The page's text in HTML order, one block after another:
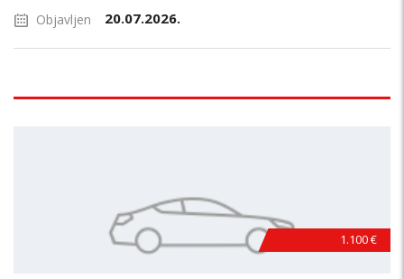
Objavljen 20.07.2026.
1.100 €